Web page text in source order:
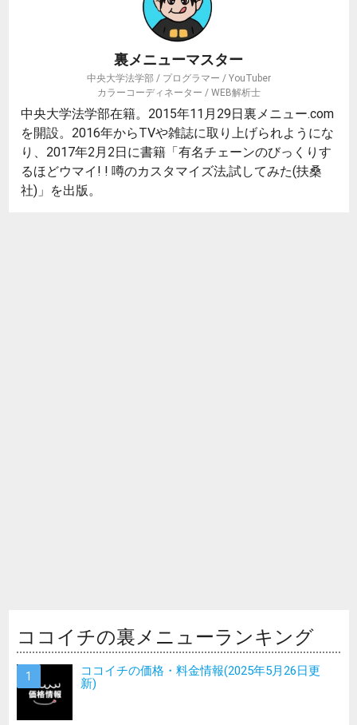
裏メニューマスター
中央大学法学部 / プログラマー / YouTuber
カラーコーディネーター / WEB解析士
中央大学法学部在籍。2015年11月29日裏メニュー.com
を開設。2016年からTVや雑誌に取り上げられようにな
り、2017年2月2日に書籍「有名チェーンのびっくりす
るほどウマイ! ! 噂のカスタマイズ法,試してみた(扶桑
社)」を出版。
ココイチの裏メニューランキング
ココイチの価格・料金情報(2025年5月26日更
新)